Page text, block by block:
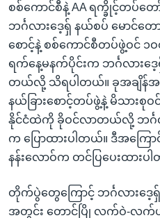
သို့
ကျော်
ရန်
စစ်ကောင်စီနဲ့ AA ရက္ခိုင့်တပ်တ
ဘင်္ဂလားဒေ့ရှ် နယ်စပ် မောင်တ
စောင့်နဲ့ စစ်ကောင်စီတပ်ဖွဲ့ဝင် ၁
ရက်နေ့မနက်ပိုင်းက ဘင်္ဂလား
တယ်လို့ သိရပါတယ်။ ခုအချိန်အ
နယ်ခြားစောင့်တပ်ဖွဲ့နဲ့ မိသားစု
နိုင်ငံထဲကို ခိုဝင်လာတယ်လို့ ဘင်္ဂလာ
က ပြောထားပါတယ်။ ဒီအကြေ
နန်းလောဝ်က တင်ပြပေးထားပ
တိုက်ပွဲတွေကြောင့် ဘင်္ဂလားဒေ့
အတွင်း တောင်ပြို လက်ဝဲ-လက်ယ